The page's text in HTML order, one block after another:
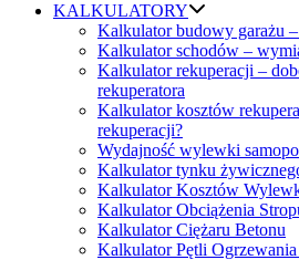
KALKULATORY
Kalkulator budowy garażu
Kalkulator schodów –
Kalkulator rekuperacji –
rekuperatora
Kalkulator kosztów
rekuperacji?
Wydajność wylewki
Kalkulator tynku
Kalkulator Kosztów
Kalkulator Obciążenia
Kalkulator Ciężaru Betonu
Kalkulator Pętli Ogrzewania